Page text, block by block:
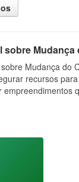
sobre Mudança
Mudança do
recursos
empreendimentos